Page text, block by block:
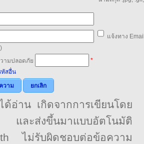
แจ้งทาง
*
หัสอื่น
วาม
ยกเลิก
อ่าน เกิดจากการเขียนโดย
ละส่งขึ้นมาแบบอัตโนมัติ
ไม่รับผิดชอบต่อข้อความ